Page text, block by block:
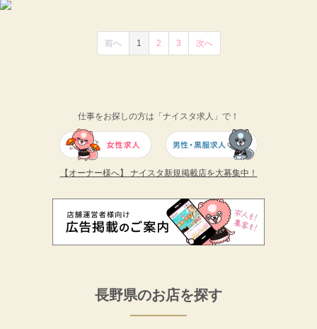
前へ 1 2 3 次へ
仕事をお探しの方は「ナイスタ求人」で！
【オーナー様へ】 ナイスタ新規掲載店を大募集中！
長野県のお店を探す